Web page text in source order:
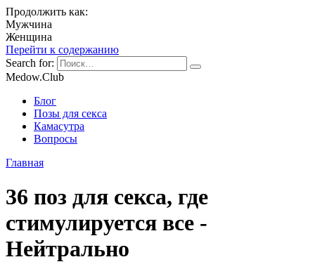
Продолжить как:
Мужчина
Женщина
Перейти к содержанию
Search for:
Medow.Club
Блог
Позы для секса
Камасутра
Вопросы
Главная
36 поз для секса, где
стимулируется все -
Нейтрально